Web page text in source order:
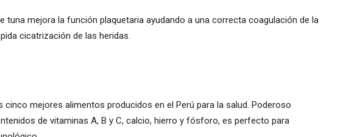
tuna mejora la función plaquetaria ayudando a una correcta coagulación de la
cicatrización de las heridas.
cinco mejores alimentos producidos en el Perú para la salud. Poderoso
de vitaminas A, B y C, calcio, hierro y fósforo, es perfecto para